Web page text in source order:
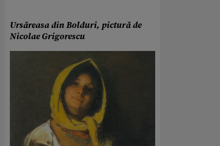
Ursăreasa din Bolduri, pictură de
Nicolae Grigorescu